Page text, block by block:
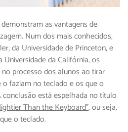
as vantagens de
Num dos mais conhecidos,
da Universidade de Princeton, e
da Califórnia, os
processo dos alunos ao tirar
faziam no teclado e os que o
está espelhada no título
Than the Keyboard”, ou seja,
o teclado.